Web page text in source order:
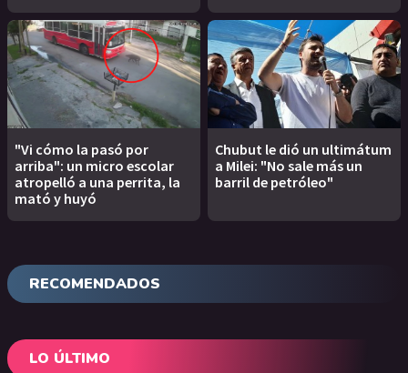
"Vi cómo la pasó por
arriba": un micro escolar
atropelló a una perrita, la
mató y huyó
Chubut le dió un ultimátum
a Milei: "No sale más un
barril de petróleo"
RECOMENDADOS
LO ÚLTIMO